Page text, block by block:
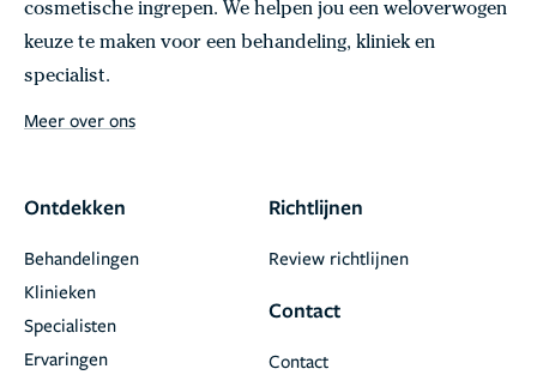
cosmetische ingrepen. We helpen jou een weloverwogen
keuze te maken voor een behandeling, kliniek en
specialist.
Meer over ons
Ontdekken
Behandelingen
Klinieken
Specialisten
Ervaringen
Richtlijnen
Review richtlijnen
Contact
Contact